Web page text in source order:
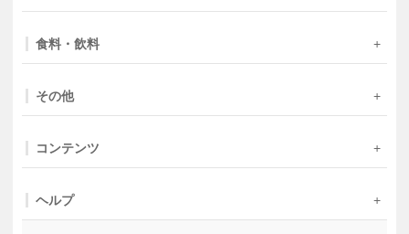
食料・飲料
その他
コンテンツ
ヘルプ